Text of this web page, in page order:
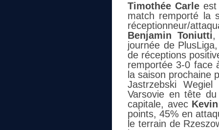
Timothée Carleest
match remporté la
réceptionneur/
Benjamin Toniutti,
journée de
de réceptions
remportée 3-0 face
la saison prochaine
Jastrzebski
Varsovie en tête
capitale, avec
points, 45% en
le terrain de